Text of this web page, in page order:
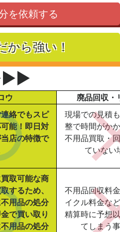
を依頼する
から強い！
ウ 廃品回収・
絡でもスピ
能！即日対
店の特徴で
現場での見積
整で時間がか
不用品買取・
ていない
取可能な商
するため、
用品の処分
で買い取り
用品の処分
不用品回収料
イクル料金な
精算時に予想
てしまう